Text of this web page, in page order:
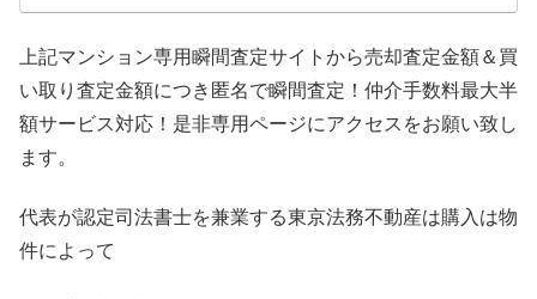
上記マンション専用瞬間査定サイトから売却査定金額＆買
い取り査定金額につき匿名で瞬間査定！仲介手数料最大半
額サービス対応！是非専用ページにアクセスをお願い致し
ます。
代表が認定司法書士を兼業する東京法務不動産は購入は物
件によって